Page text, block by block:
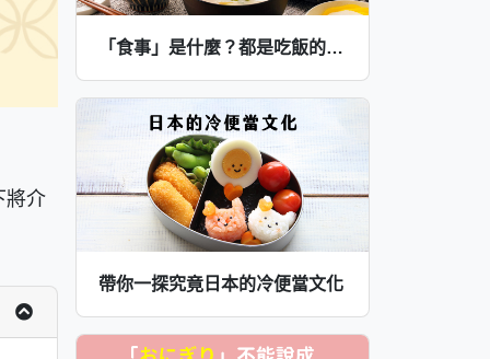
將介
「食事」是什麼？都是吃飯的意思，要怎麼分辨差別呢！
帶你一探究竟日本的冷便當文化